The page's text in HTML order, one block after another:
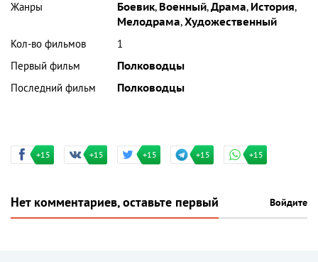
Жанры
Боевик, Военный,Драма, История,
Мелодрама,Художественный
Кол-во фильмов
1
Первый фильм
Полководцы
Последний фильм
Полководцы
+15 +15 +15 +15 +15
Нет комментариев, оставьте первый Войдите